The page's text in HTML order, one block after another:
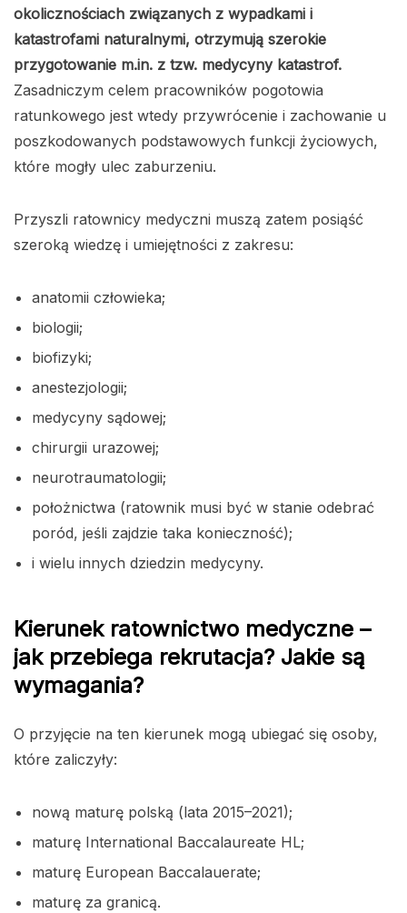
okolicznościach związanych z wypadkami i
katastrofami naturalnymi, otrzymują szerokie
przygotowanie m.in. z tzw. medycyny katastrof.
Zasadniczym celem pracowników pogotowia
ratunkowego jest wtedy przywrócenie i zachowanie u
poszkodowanych podstawowych funkcji życiowych,
które mogły ulec zaburzeniu.
Przyszli ratownicy medyczni muszą zatem posiąść
szeroką wiedzę i umiejętności z zakresu:
anatomii człowieka;
biologii;
biofizyki;
anestezjologii;
medycyny sądowej;
chirurgii urazowej;
neurotraumatologii;
położnictwa (ratownik musi być w stanie odebrać
poród, jeśli zajdzie taka konieczność);
i wielu innych dziedzin medycyny.
Kierunek ratownictwo medyczne –
jak przebiega rekrutacja? Jakie są
wymagania?
O przyjęcie na ten kierunek mogą ubiegać się osoby,
które zaliczyły:
nową maturę polską (lata 2015–2021);
maturę International Baccalaureate HL;
maturę European Baccalauerate;
maturę za granicą.